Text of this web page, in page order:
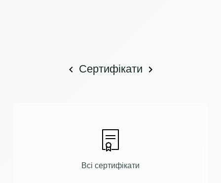
Сертифікати
Всі сертифікати